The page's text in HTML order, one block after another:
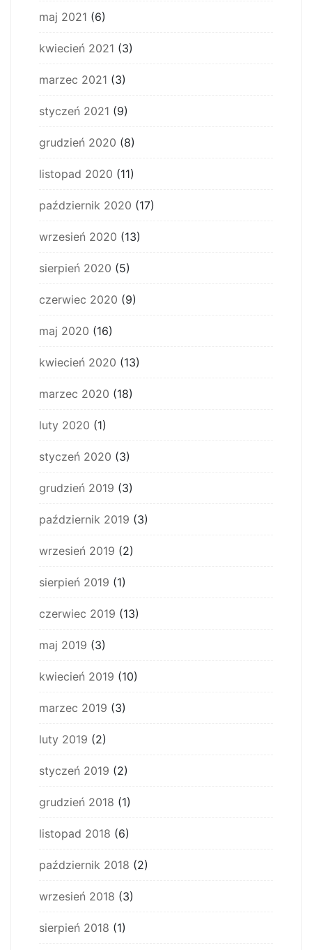
maj 2021 (6)
kwiecień 2021 (3)
marzec 2021 (3)
styczeń 2021 (9)
grudzień 2020 (8)
listopad 2020 (11)
październik 2020 (17)
wrzesień 2020 (13)
sierpień 2020 (5)
czerwiec 2020 (9)
maj 2020 (16)
kwiecień 2020 (13)
marzec 2020 (18)
luty 2020 (1)
styczeń 2020 (3)
grudzień 2019 (3)
październik 2019 (3)
wrzesień 2019 (2)
sierpień 2019 (1)
czerwiec 2019 (13)
maj 2019 (3)
kwiecień 2019 (10)
marzec 2019 (3)
luty 2019 (2)
styczeń 2019 (2)
grudzień 2018 (1)
listopad 2018 (6)
październik 2018 (2)
wrzesień 2018 (3)
sierpień 2018 (1)